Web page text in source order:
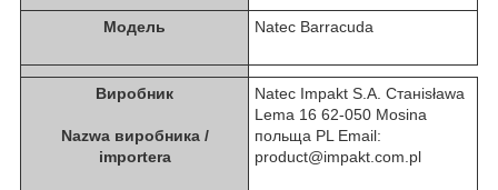
Модель Natec Barracuda
Виробник
Nazwa виробника /
importera
Natec Impakt S.A. Станisława
Lema 16 62-050 Mosina
польща PL Email:
product@impakt.com.pl